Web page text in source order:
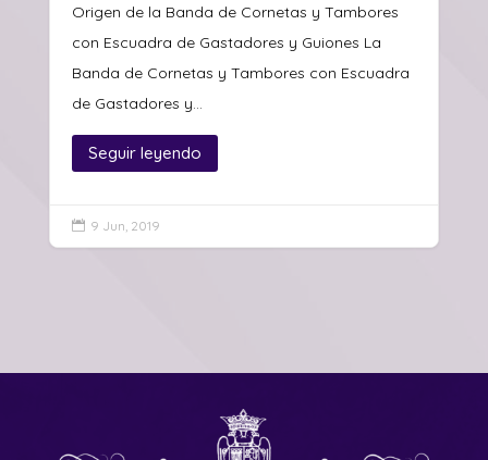
Origen de la Banda de Cornetas y Tambores
con Escuadra de Gastadores y Guiones La
Banda de Cornetas y Tambores con Escuadra
de Gastadores y...
Seguir leyendo
 9 Jun, 2019